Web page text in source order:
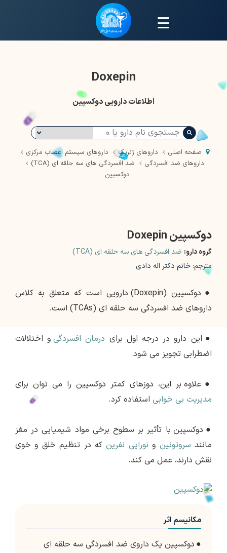
☰
Doxepin
اطلاعات دارویی دوکسپین
صفحه اصلی داروهای ژنریک
داروهای سیستم اعصاب مرکزی
داروهای ضد افسردگی
ضد افسردگی های سه حلقه ای (TCA)
دوکسپین
دوکسپین Doxepin
گروه دارو: ضد افسردگی های سه حلقه ای (TCA)
مترجم: خانم دکتر اله دادی
●
دوکسپین (Doxepin) دارویی است که متعلق به کلاس
داروهای ضد افسردگی سه حلقه ای (TCAs) است.
● این دارو در درجه اول برای درمان افسردگیو اختلالات
اضطرابی تجویز می شود.
● علاوه بر این، دوزهای کمتر دوکسپین را می توان برای
مدیریت بی خوابی استفاده کرد.
● دوکسپین با تأثیر بر سطوح برخی مواد شیمیایی در مغز
مانند سروتونین و نوراپی نفرینکه در تنظیم خلق و خوی
نقش دارند، عمل می کند.
مکانیسم اثر
● دوکسپین یک داروی ضد افسردگی سه حلقه ای